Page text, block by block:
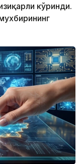
кўринди.